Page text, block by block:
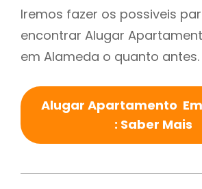
Iremos fazer os possiveis
encontrar Alugar
em Alameda o quanto antes.
Alugar Apartamento
: Saber Mais